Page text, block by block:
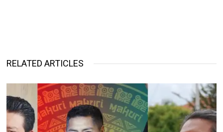
RELATED ARTICLES